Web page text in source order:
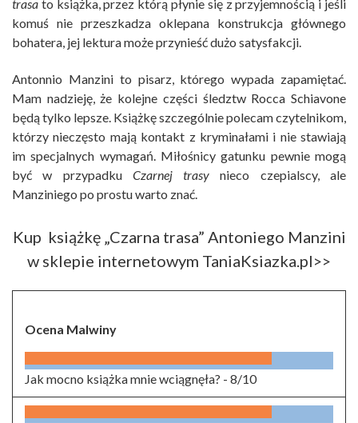
trasa to książka, przez którą płynie się z przyjemnością i jeśli
komuś nie przeszkadza oklepana konstrukcja głównego
bohatera, jej lektura może przynieść dużo satysfakcji.
Antonnio Manzini to pisarz, którego wypada zapamiętać.
Mam nadzieję, że kolejne części śledztw Rocca Schiavone
będą tylko lepsze. Książkę szczególnie polecam czytelnikom,
którzy nieczęsto mają kontakt z kryminałami i nie stawiają
im specjalnych wymagań. Miłośnicy gatunku pewnie mogą
być w przypadku Czarnej trasy nieco czepialscy, ale
Manziniego po prostu warto znać.
Kup książkę „Czarna trasa” Antoniego Manzini
w sklepie internetowym TaniaKsiazka.pl>>
Ocena Malwiny
Jak mocno książka mnie wciągnęła? - 8/10